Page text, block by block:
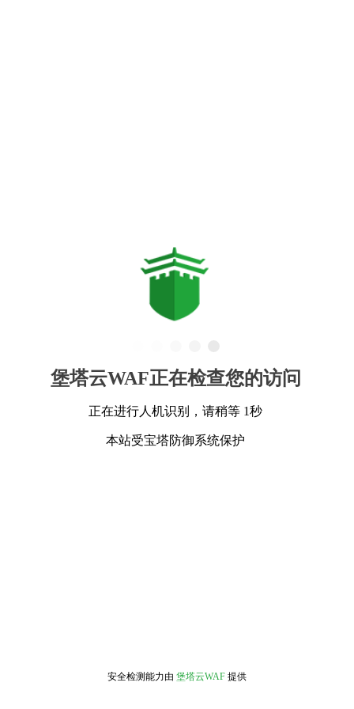
堡塔云WAF正在检查您的访问
正在进行人机识别，请稍等 1秒
本站受宝塔防御系统保护
安全检测能力由 堡塔云WAF 提供